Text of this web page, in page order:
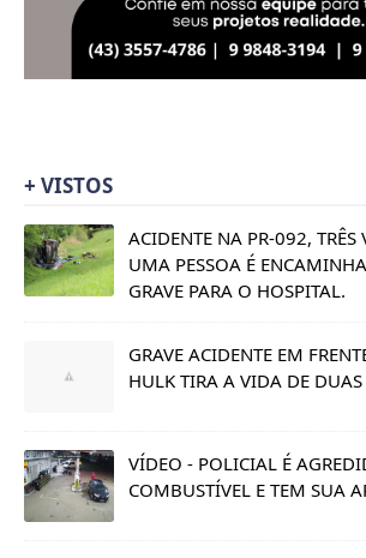
+ VISTOS
ACIDENTE NA PR-092, TRÊS
UMA PESSOA É
GRAVE PARA O HOSPITAL.
GRAVE ACIDENTE EM
HULK TIRA A VIDA DE DUAS
VÍDEO - POLICIAL É
COMBUSTÍVEL E TEM SUA